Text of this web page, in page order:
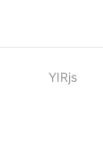
YIRjs